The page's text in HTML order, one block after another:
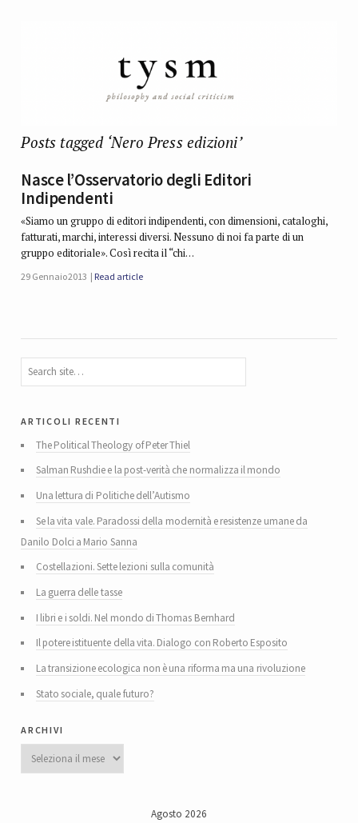
Posts tagged ‘Nero Press edizioni’
Nasce l’Osservatorio degli Editori
Indipendenti
«Siamo un gruppo di editori indipendenti, con dimensioni, cataloghi,
fatturati, marchi, interessi diversi. Nessuno di noi fa parte di un
gruppo editoriale». Così recita il “chi…
29 Gennaio 2013 Read article
articoli recenti
The Political Theology of Peter Thiel
Salman Rushdie e la post-verità che normalizza il mondo
Una lettura di Politiche dell’Autismo
Se la vita vale. Paradossi della modernità e resistenze umane da
Danilo Dolci a Mario Sanna
Costellazioni. Sette lezioni sulla comunità
La guerra delle tasse
I libri e i soldi. Nel mondo di Thomas Bernhard
Il potere istituente della vita. Dialogo con Roberto Esposito
La transizione ecologica non è una riforma ma una rivoluzione
Stato sociale, quale futuro?
archivi
Archivi
Agosto 2026